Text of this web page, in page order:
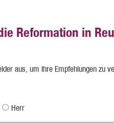
Reformation in
aus, um Ihre Empfehlungen zu
Herr